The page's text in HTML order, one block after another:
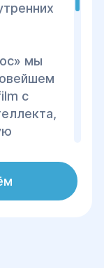
мы
с
требует